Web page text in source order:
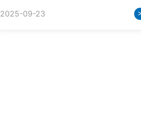
2025-09-23